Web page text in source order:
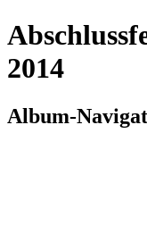
2014
Album-